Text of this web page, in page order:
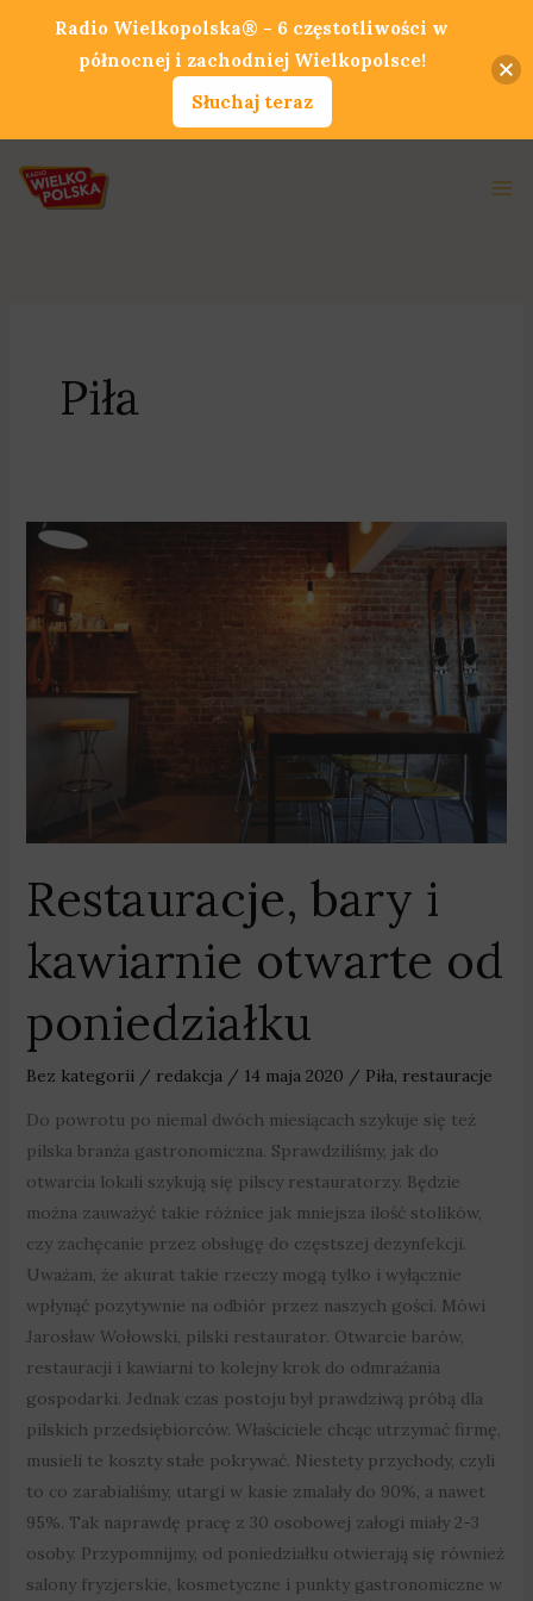
Piła
Restauracje, bary i
kawiarnie otwarte od
poniedziałku
Bez kategorii / redakcja / 14 maja 2020 / Piła restauracje
Do powrotu po niemal dwóch miesiącach szykuje się też
pilska branża gastronomiczna. Sprawdziliśmy, jak do
otwarcia lokali szykują się pilscy restauratorzy. Będzie
można zauważyć takie różnice jak mniejsza ilość stolików,
czy zachęcanie przez obsługę do częstszej dezynfekcji.
Uważam, że akurat takie rzeczy mogą tylko i wyłącznie
wpłynąć pozytywnie na odbiór przez naszych gości. Mówi
Jarosław Wołowski, pilski restaurator. Otwarcie barów,
restauracji i kawiarni to kolejny krok do odmrażania
gospodarki. Jednak czas postoju był prawdziwą próbą dla
pilskich przedsiębiorców. Właściciele chcąc utrzymać firmę,
musieli te koszty stałe pokrywać. Niestety przychody, czyli
to co zarabialiśmy, utargi w kasie zmalały do 90%, a nawet
95%. Tak naprawdę pracę z 30 osobowej załogi miały 2-3
osoby. Przypomnijmy, od poniedziałku otwierają się również
salony fryzjerskie, kosmetyczne i punkty gastronomiczne w
Restauracje,
bary
kawiarnie
od
poniedziałku
Radio Wielkopolska® - 6 częstotliwości w
północnej i zachodniej Wielkopolsce!
Słuchaj teraz